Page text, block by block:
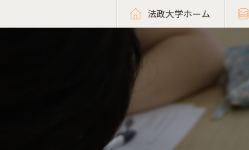
法政大学ホーム